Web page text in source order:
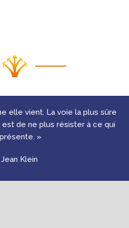
elle vient. La voie la plus sûre
de ne plus résister à ce qui
»
Jean Klein